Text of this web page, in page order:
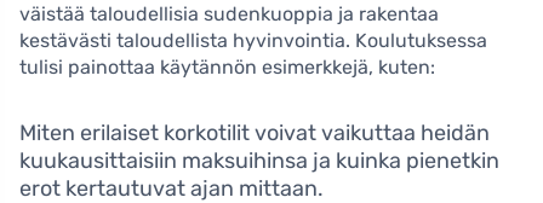
väistää taloudellisia sudenkuoppia ja rakentaa
kestävästi taloudellista hyvinvointia. Koulutuksessa
tulisi painottaa käytännön esimerkkejä, kuten:
Miten erilaiset korkotilit voivat vaikuttaa heidän
kuukausittaisiin maksuihinsa ja kuinka pienetkin
erot kertautuvat ajan mittaan.